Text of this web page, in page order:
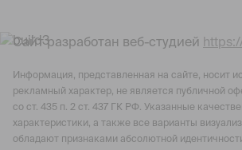
Сайт разработан веб-студией
Информация, представленная на сайте, носит
рекламный характер, не является публичной
со ст. 435 п. 2 ст. 437 ГК РФ. Указанные
характеристики, а также все варианты
обладают признаками абсолютной